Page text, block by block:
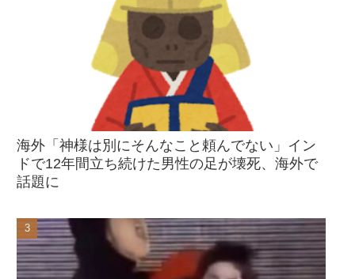
海外「神様は別にそんなこと頼んでない」イン
ドで12年間立ち続けた男性の足が壊死、海外で
話題に